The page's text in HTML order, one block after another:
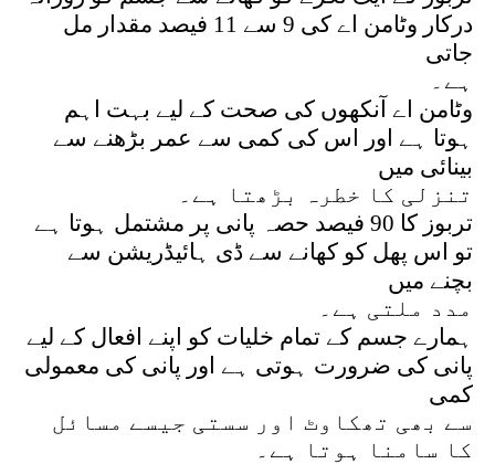
درکار وٹامن اے کی 9 سے 11 فیصد مقدار مل
جاتی
ہے۔
وٹامن اے آنکھوں کی صحت کے لیے بہت اہم
ہوتا ہے اور اس کی کمی سے عمر بڑھنے سے
بینائی میں
تنزلی کا خطرہ بڑھتا ہے۔
تربوز کا 90 فیصد حصہ پانی پر مشتمل ہوتا ہے
تو اس پھل کو کھانے سے ڈی ہائیڈریشن سے
بچنے میں
مدد ملتی ہے۔
ہمارے جسم کے تمام خلیات کو اپنے افعال کے لیے
پانی کی ضرورت ہوتی ہے اور پانی کی معمولی
کمی
سے بھی تھکاوٹ اور سستی جیسے مسائل
کا سامنا ہوتا ہے۔